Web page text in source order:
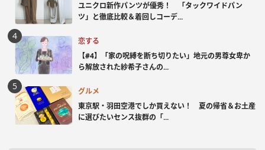
ユニクロ新作パンツが優秀！ 「タックワイドパン
ツ」と徹底比較＆着回しコーデ...
恋する
【#4】「家の呪縛を断ち切りたい」地元の男尊女卑か
ら解放された紗希子さんの...
グルメ
東京駅・羽田空港でしか買えない！ 夏の帰省＆お土産
に選びたいセンス抜群の「...